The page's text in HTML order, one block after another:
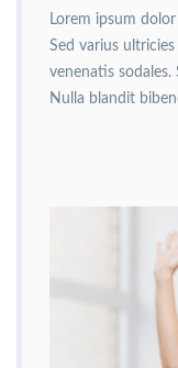
Lorem ipsum
Sed varius
venenatis
Nulla blandit